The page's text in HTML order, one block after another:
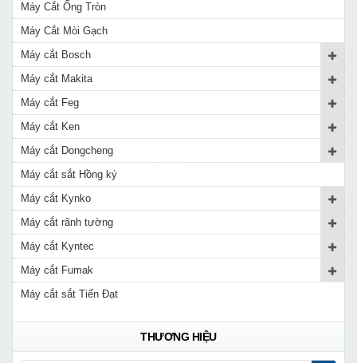
Máy Cắt Ống Tròn
Máy Cắt Mòi Gạch
Máy cắt Bosch
Máy cắt Makita
Máy cắt Feg
Máy cắt Ken
Máy cắt Dongcheng
Máy cắt sắt Hồng ký
Máy cắt Kynko
Máy cắt rãnh tường
Máy cắt Kyntec
Máy cắt Fumak
Máy cắt sắt Tiến Đạt
THƯƠNG HIỆU